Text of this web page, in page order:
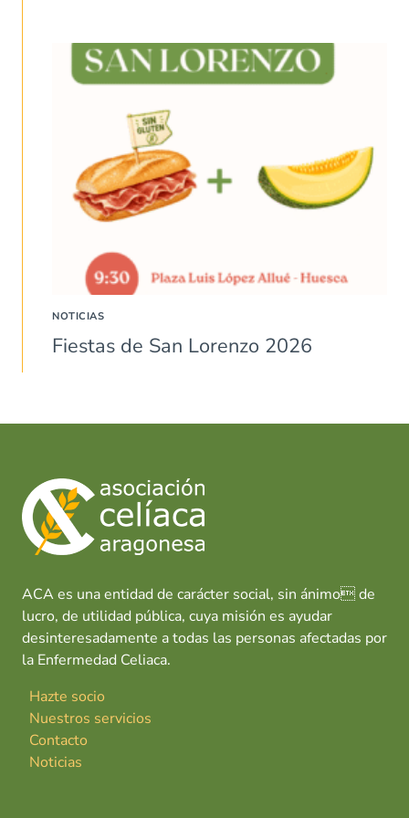
NOTICIAS
Fiestas de San Lorenzo 2026
ACA es una entidad de carácter social, sin ánimo de
lucro, de utilidad pública, cuya misión es ayudar
desinteresadamente a todas las personas afectadas por
la Enfermedad Celiaca.
Hazte socio
Nuestros servicios
Contacto
Noticias